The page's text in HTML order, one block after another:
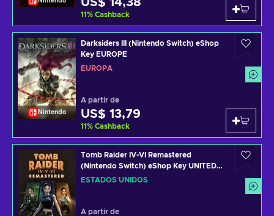
11% Cashback
Nintendo
Darksiders III (Nintendo Switch) eShop
Key EUROPE
EUROPA
A partir de
US$ 13,79
11% Cashback
Tomb Raider IV-VI Remastered
(Nintendo Switch) eShop Key UNITED
STATES
ESTADOS UNIDOS
A partir de